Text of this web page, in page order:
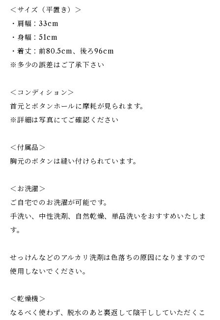
＜サイズ（平置き）＞
・肩幅：33cm
・身幅：51cm
・着丈：前80.5cm、後ろ96cm
※多少の誤差はご了承下さい
＜コンディション＞
首元とボタンホールに摩耗が見られます。
※詳細は写真にてご確認ください
＜付属品＞
胸元のボタンは縫い付けられています。
＜お洗濯＞
ご自宅でのお洗濯が可能です。
手洗い、中性洗剤、自然乾燥、単品洗いをおすすめいたしま
す。
せっけんなどのアルカリ洗剤は色落ちの原因になりますので
使用しないでください。
＜乾燥機＞
なるべく使わず、脱水のあと裏返して陰干ししていただくこ